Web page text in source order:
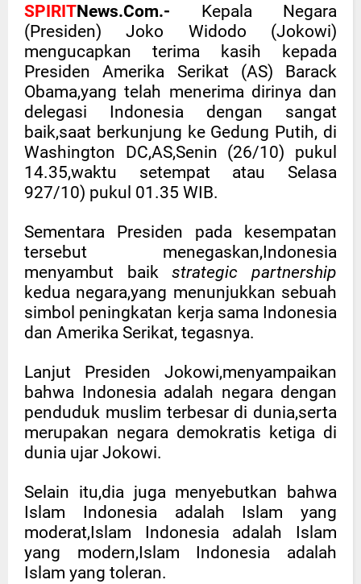
SPIRITNews.Com.- Kepala Negara
(Presiden) Joko Widodo (Jokowi)
mengucapkan terima kasih kepada
Presiden Amerika Serikat (AS) Barack
Obama,yang telah menerima dirinya dan
delegasi Indonesia dengan sangat
baik,saat berkunjung ke Gedung Putih, di
Washington DC,AS,Senin (26/10) pukul
14.35,waktu setempat atau Selasa
927/10) pukul 01.35 WIB.
Sementara Presiden pada kesempatan
tersebut menegaskan,Indonesia
menyambut baikstrategic partnership
kedua negara,yang menunjukkan sebuah
simbol peningkatan kerja sama Indonesia
dan Amerika Serikat, tegasnya.
Lanjut Presiden Jokowi,menyampaikan
bahwa Indonesia adalah negara dengan
penduduk muslim terbesar di dunia,serta
merupakan negara demokratis ketiga di
dunia ujar Jokowi.
Selain itu,dia juga menyebutkan bahwa
Islam Indonesia adalah Islam yang
moderat,Islam Indonesia adalah Islam
yang modern,Islam Indonesia adalah
Islam yang toleran.